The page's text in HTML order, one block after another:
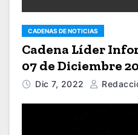
CADENAS DE NOTICIAS
Cadena Líder
07 de Diciembre
Dic 7, 2022